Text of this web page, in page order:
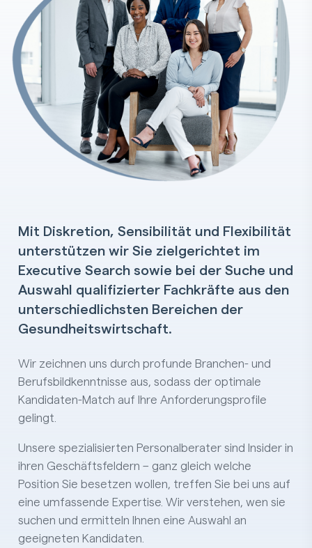
Mit Diskretion, Sensibilität und Flexibilität
unterstützen wir Sie zielgerichtet im
Executive Search sowie bei der Suche und
Auswahl qualifizierter Fachkräfte aus den
unterschiedlichsten Bereichen der
Gesundheitswirtschaft.
Wir zeichnen uns durch profunde Branchen- und
Berufsbildkenntnisse aus, sodass der optimale
Kandidaten-Match auf Ihre Anforderungsprofile
gelingt.
Unsere spezialisierten Personalberater sind Insider in
ihren Geschäftsfeldern – ganz gleich welche
Position Sie besetzen wollen, treffen Sie bei uns auf
eine umfassende Expertise. Wir verstehen, wen sie
suchen und ermitteln Ihnen eine Auswahl an
geeigneten Kandidaten.